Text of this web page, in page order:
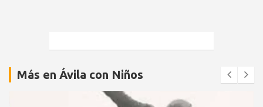
Más en Ávila con Niños